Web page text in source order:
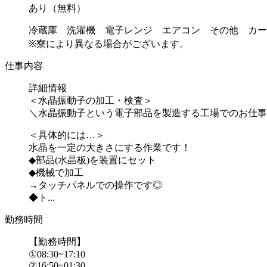
あり（無料）
冷蔵庫 洗濯機 電子レンジ エアコン その他 カー
※寮により異なる場合がございます。
仕事内容
詳細情報
＜水晶振動子の加工・検査＞
＼水晶振動子という電子部品を製造する工場でのお仕
＜具体的には…＞
水晶を一定の大きさにする作業です！
◆部品(水晶板)を装置にセット
◆機械で加工
→タッチパネルでの操作です◎
◆ト...
勤務時間
【勤務時間】
①08:30~17:10